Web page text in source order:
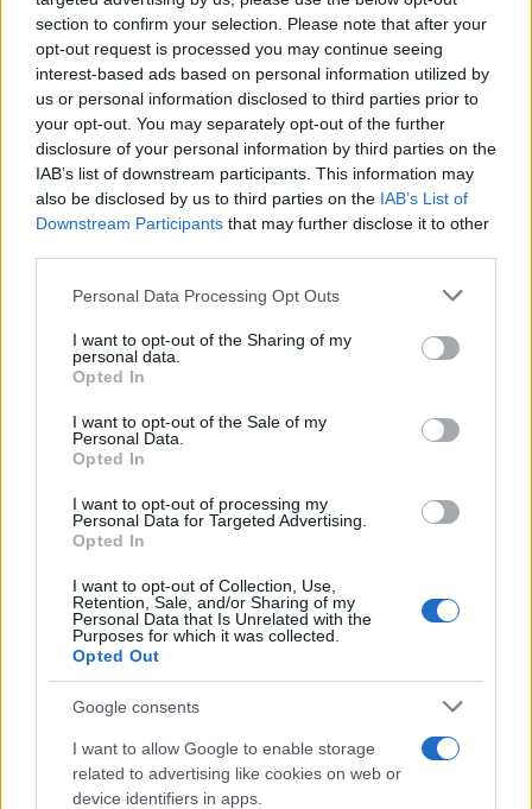
section to confirm your selection. Please note that after your
opt-out request is processed you may continue seeing
interest-based ads based on personal information utilized by
us or personal information disclosed to third parties prior to
your opt-out. You may separately opt-out of the further
disclosure of your personal information by third parties on the
IAB’s list of downstream participants. This information may
also be disclosed by us to third parties on the IAB’s List of
Downstream Participants that may further disclose it to other
Please note that this website/app uses one or more Google
not limited to your visit or usage behaviour. You may click to
grant or deny consent to Google and its third-party tags to
use your data for below specified purposes in below Google
consent section.
Personal Data Processing Opt Outs
I want to opt-out of the Sharing of my
personal data.
Opted In
I want to opt-out of the Sale of my
Personal Data.
Opted In
I want to opt-out of processing my
Personal Data for Targeted Advertising.
Opted In
I want to opt-out of Collection, Use,
Retention, Sale, and/or Sharing of my
Personal Data that Is Unrelated with the
Purposes for which it was collected.
Opted Out
Google consents
I want to allow Google to enable storage
related to advertising like cookies on web or
device identifiers in apps.
DE CARRERA Y SALUD JUDICIAL DEL
PEINADO DIVIDE AL CGPJ HASTA EN SUS
PROPIAS DISIDENCIAS
LAS SEDES JUDICIALES FUNCIONAN CON
EXTRAORDINARIAS
Noticias jurídicas y jurisprudencia
ICAM CGPJ MINISTERIO DE JUSTICIA
No te pierdas nada, suscríbete a
Confilegal
Secciones
Mundo
Judicial
Confilegal
Quiénes
somos
Contáctanos
redaccion@confilegal.com